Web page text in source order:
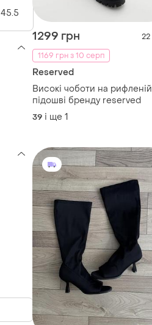
1299 грн
22
1169 грн з 10 серп
Reserved
Високі чоботи на рифленій
підошві бренду reserved
39 і ще 1
45.5